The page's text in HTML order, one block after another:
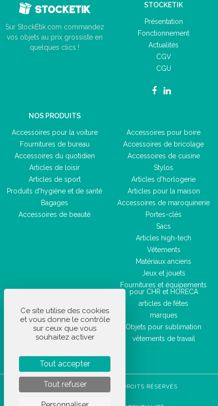
Sur StockEtik.com commandez
vos objets au prix grossiste en
quelques clics !
STOCKETIK
Présentation
Fonctionnement
Actualités
CGV
CGU
NOS PRODUITS
Accessoires pour la voiture
Fournitures de bureau
Accessoires du quotidien
Articles de loisir
Articles de sport
Produits d'hygiène et de santé
Bagages
Accessoires de beauté
Accessoires pour boire
Accessoires de bricolage
Accessoires de cuisine
Stylos
Articles d'horlogerie
Articles pour la maison
Accessoires de maroquinerie
Portes-clés
Sacs
Articles high-tech
Vêtements
Matériaux anciens
Jeux et jouets
Fournitures et équipements
pour CHR et HORECA
articles de fêtes
marques
Objets pour sublimation
vêtements de travail
STOCKETIK © 2023 - TOUS DROITS RÉSERVÉS
Ce site utilise des cookies
et vous donne le contrôle
sur ceux que vous
souhaitez activer
Tout accepter
Tout refuser